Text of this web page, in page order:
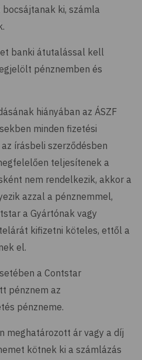
ki, számla
banki átutalással kell
pénznemben és
hiányában az ÁSZF
minden fizetési
írásbeli szerződésben
teljesítenek a
nem rendelkezik, akkor a
azzal a pénznemmel,
a Gyártónak vagy
kifizetni köteles, ettől a
el.
a Contstar
pénznem az
pénzneme.
meghatározott ár vagy a díj
kötnek ki a számlázás